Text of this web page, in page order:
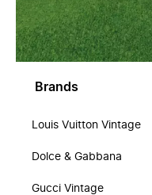
Brands
Louis Vuitton Vintage
Dolce & Gabbana
Gucci Vintage